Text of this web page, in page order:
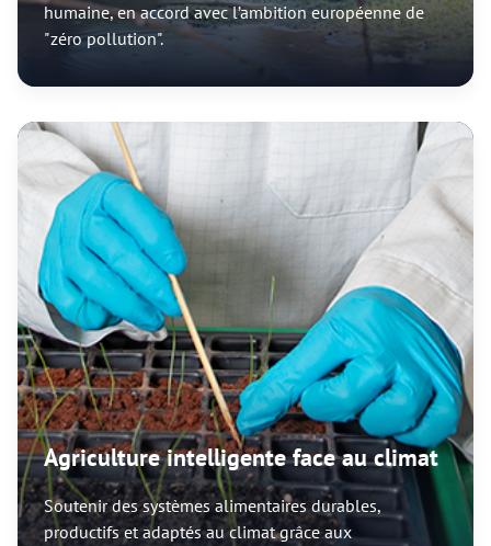
humaine, en accord avec l’ambition européenne de
" zéro pollution".
Agriculture intelligente face au climat
Soutenir des systèmes alimentaires durables,
productifs et adaptés au climat grâce aux